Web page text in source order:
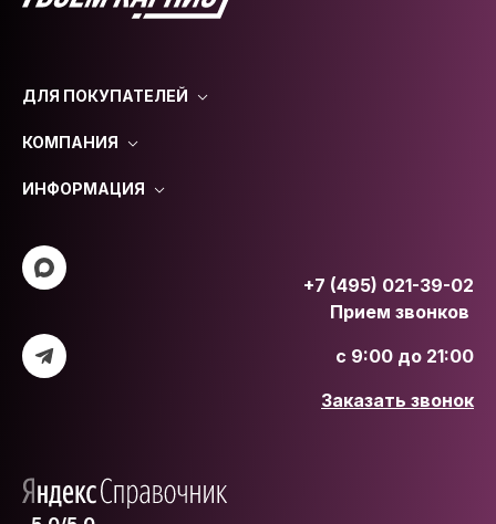
ДЛЯ ПОКУПАТЕЛЕЙ
КОМПАНИЯ
ИНФОРМАЦИЯ
+7 (495) 021-39-02
Прием звонков
с 9:00 до 21:00
Заказать звонок